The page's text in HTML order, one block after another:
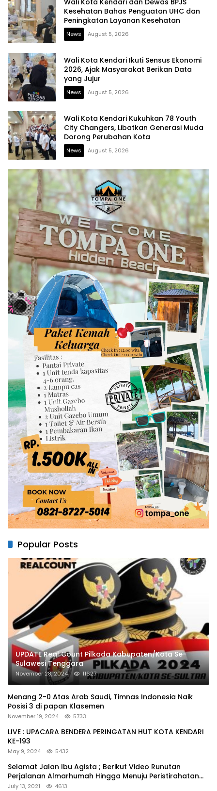
Kesehatan Bahas Penguatan UHC dan
Peningkatan Layanan Kesehatan
News August 5, 2026
Wali Kota Kendari Ikuti Sensus Ekonomi
2026, Ajak Masyarakat Berikan Data
yang Jujur
News August 5, 2026
Wali Kota Kendari Kukuhkan 78 Youth
City Changers, Libatkan Generasi Muda
Dorong Perubahan Kota
News August 5, 2026
Popular Posts
UPDATE Real Count Pilkada Kabupaten/Kota Se-
Sulawesi Tenggara
November 28, 2024 11627
Menang 2-0 Atas Arab Saudi, Timnas Indonesia Naik
Posisi 3 di papan Klasemen
November 19, 2024 5733
LIVE : UPACARA BENDERA PERINGATAN HUT KOTA KENDARI
KE-193
May 9, 2024 5432
Selamat Jalan Ibu Agista ; Berikut Video Runutan
Perjalanan Almarhumah Hingga Menuju Peristirahatan
Terakhir
July 13, 2021 4613